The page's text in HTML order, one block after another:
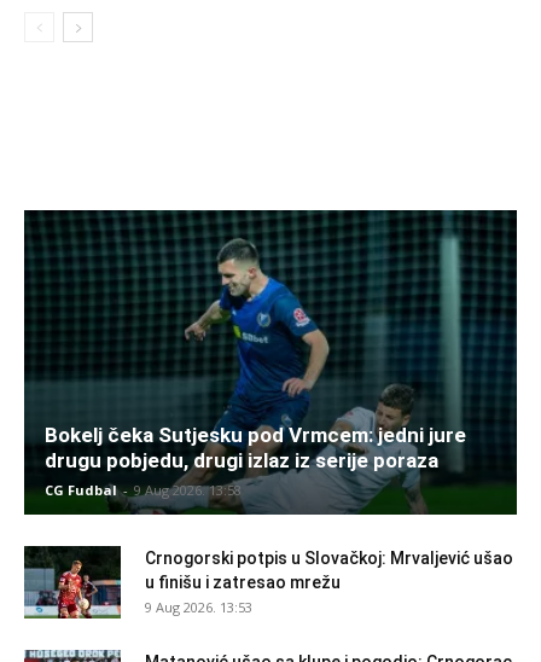
Bokelj čeka Sutjesku pod Vrmcem: jedni jure
drugu pobjedu, drugi izlaz iz serije poraza
CG Fudbal - 9 Aug 2026. 13:58
Crnogorski potpis u Slovačkoj: Mrvaljević ušao
u finišu i zatresao mrežu
9 Aug 2026. 13:53